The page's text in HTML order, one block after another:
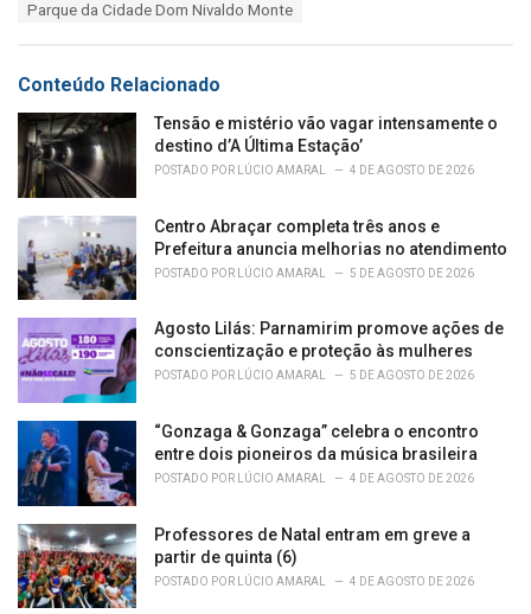
i
e
s
Parque da Cidade Dom Nivaldo Monte
Conteúdo Relacionado
Tensão e mistério vão vagar intensamente o
destino d’A Última Estação’
POSTADO POR LÚCIO AMARAL 4 DE AGOSTO DE 2026
Centro Abraçar completa três anos e
Prefeitura anuncia melhorias no atendimento
POSTADO POR LÚCIO AMARAL 5 DE AGOSTO DE 2026
Agosto Lilás: Parnamirim promove ações de
conscientização e proteção às mulheres
POSTADO POR LÚCIO AMARAL 5 DE AGOSTO DE 2026
“Gonzaga & Gonzaga” celebra o encontro
entre dois pioneiros da música brasileira
POSTADO POR LÚCIO AMARAL 4 DE AGOSTO DE 2026
Professores de Natal entram em greve a
partir de quinta (6)
POSTADO POR LÚCIO AMARAL 4 DE AGOSTO DE 2026